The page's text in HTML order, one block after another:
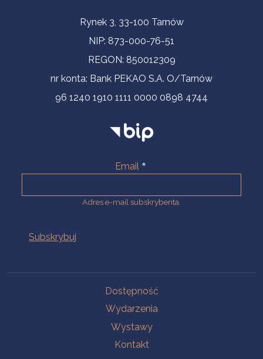
Informacje kontaktoweRynek 3, 33-100 Tarnów
NIP: 873-000-76-51
REGON: 850012309
nr konta: Bank PEKAO S.A. O/Tarnów
96 1240 1910 1111 0000 0898 4744
Email
Adres e-mail subskrybenta.
Dostępność
Wydarzenia
Wystawy
Kontakt